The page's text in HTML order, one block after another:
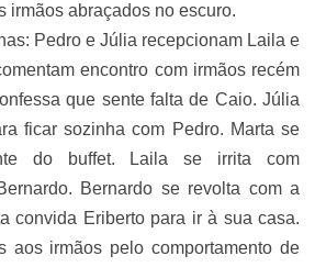
irmãos abraçados no escuro.
Pedro e Júlia recepcionam Laila e
encontro com irmãos recém
que sente falta de Caio. Júlia
ficar sozinha com Pedro. Marta se
do buffet. Laila se irrita com
Bernardo se revolta com a
convida Eriberto para ir à sua casa.
aos irmãos pelo comportamento de